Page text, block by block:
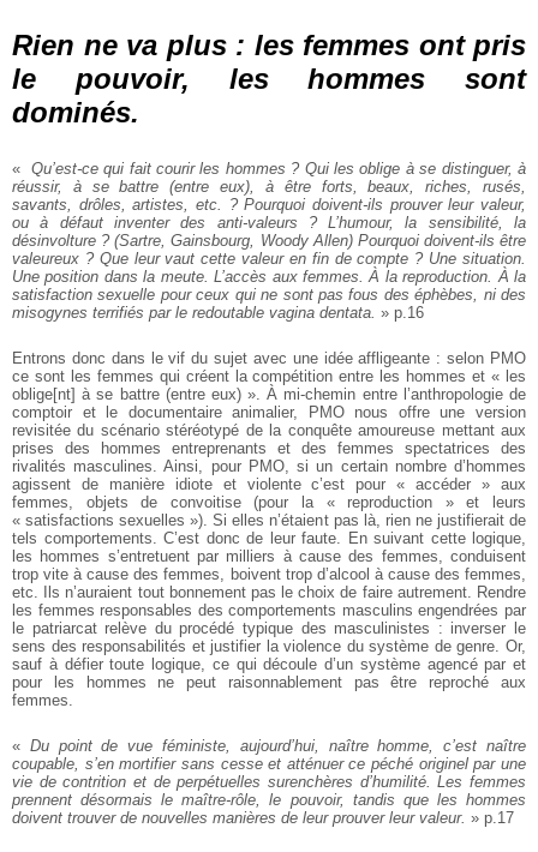
Rien ne va plus : les femmes ont pris
le pouvoir, les hommes sont
dominés.
« Qu’est-ce qui fait courir les hommes ? Qui les oblige à se distinguer, à
réussir, à se battre (entre eux), à être forts, beaux, riches, rusés,
savants, drôles, artistes, etc. ? Pourquoi doivent-ils prouver leur valeur,
ou à défaut inventer des anti-valeurs ? L’humour, la sensibilité, la
désinvolture ? (Sartre, Gainsbourg, Woody Allen) Pourquoi doivent-ils être
valeureux ? Que leur vaut cette valeur en fin de compte ? Une situation.
Une position dans la meute. L’accès aux femmes. À la reproduction. À la
satisfaction sexuelle pour ceux qui ne sont pas fous des éphèbes, ni des
misogynes terrifiés par le redoutable vagina dentata. » p.16
Entrons donc dans le vif du sujet avec une idée affligeante : selon PMO
ce sont les femmes qui créent la compétition entre les hommes et « les
oblige[nt] à se battre (entre eux) ». À mi-chemin entre l’anthropologie de
comptoir et le documentaire animalier, PMO nous offre une version
revisitée du scénario stéréotypé de la conquête amoureuse mettant aux
prises des hommes entreprenants et des femmes spectatrices des
rivalités masculines. Ainsi, pour PMO, si un certain nombre d’hommes
agissent de manière idiote et violente c’est pour « accéder » aux
femmes, objets de convoitise (pour la « reproduction » et leurs
« satisfactions sexuelles »). Si elles n’étaient pas là, rien ne justifierait de
tels comportements. C’est donc de leur faute. En suivant cette logique,
les hommes s’entretuent par milliers à cause des femmes, conduisent
trop vite à cause des femmes, boivent trop d’alcool à cause des femmes,
etc. Ils n’auraient tout bonnement pas le choix de faire autrement. Rendre
les femmes responsables des comportements masculins engendrées par
le patriarcat relève du procédé typique des masculinistes : inverser le
sens des responsabilités et justifier la violence du système de genre. Or,
sauf à défier toute logique, ce qui découle d’un système agencé par et
pour les hommes ne peut raisonnablement pas être reproché aux
femmes.
« Du point de vue féministe, aujourd’hui, naître homme, c’est naître
coupable, s’en mortifier sans cesse et atténuer ce péché originel par une
vie de contrition et de perpétuelles surenchères d’humilité. Les femmes
prennent désormais le maître-rôle, le pouvoir, tandis que les hommes
doivent trouver de nouvelles manières de leur prouver leur valeur. » p.17